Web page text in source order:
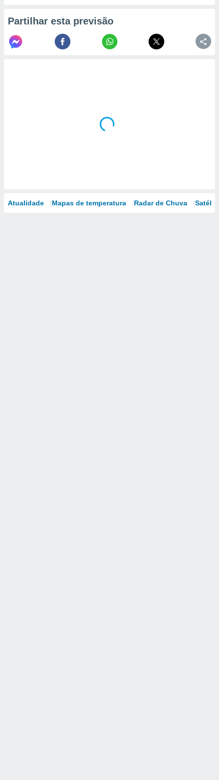
Partilhar esta previsão
Atualidade Mapas de temperatura Radar de Chuva